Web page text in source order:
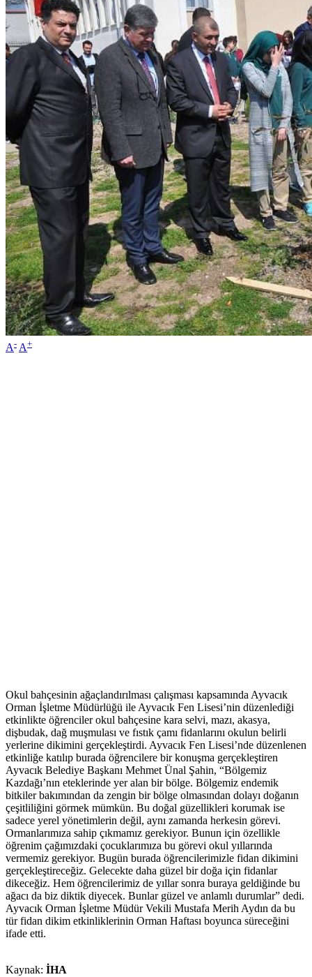
A- A+
Okul bahçesinin ağaçlandırılması çalışması kapsamında Ayvacık
Orman İşletme Müdürlüğü ile Ayvacık Fen Lisesi’nin düzenlediği
etkinlikte öğrenciler okul bahçesine kara selvi, mazı, akasya,
dişbudak, dağ muşmulası ve fıstık çamı fidanlarını okulun belirli
yerlerine dikimini gerçekleştirdi. Ayvacık Fen Lisesi’nde düzenlenen
etkinliğe katılıp burada öğrencilere bir konuşma gerçekleştiren
Ayvacık Belediye Başkanı Mehmet Ünal Şahin, “Bölgemiz
Kazdağı’nın eteklerinde yer alan bir bölge. Bölgemiz endemik
bitkiler bakımından da zengin bir bölge olmasından dolayı doğanın
çeşitliliğini görmek mümkün. Bu doğal güzellikleri korumak ise
sadece yerel yönetimlerin değil, aynı zamanda herkesin görevi.
Ormanlarımıza sahip çıkmamız gerekiyor. Bunun için özellikle
öğrenim çağımızdaki çocuklarımıza bu görevi okul yıllarında
vermemiz gerekiyor. Bugün burada öğrencilerimizle fidan dikimini
gerçekleştireceğiz. Gelecekte daha güzel bir doğa için fidanlar
dikeceğiz. Hem öğrencilerimiz de yıllar sonra buraya geldiğinde bu
ağacı da biz diktik diyecek. Bunlar güzel ve anlamlı durumlar” dedi.
Ayvacık Orman İşletme Müdür Vekili Mustafa Merih Aydın da bu
tür fidan dikim etkinliklerinin Orman Haftası boyunca süreceğini
ifade etti.
Kaynak: İHA